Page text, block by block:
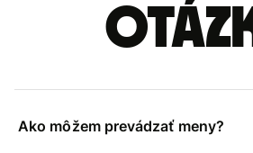
Ako môžem prevádzať meny?